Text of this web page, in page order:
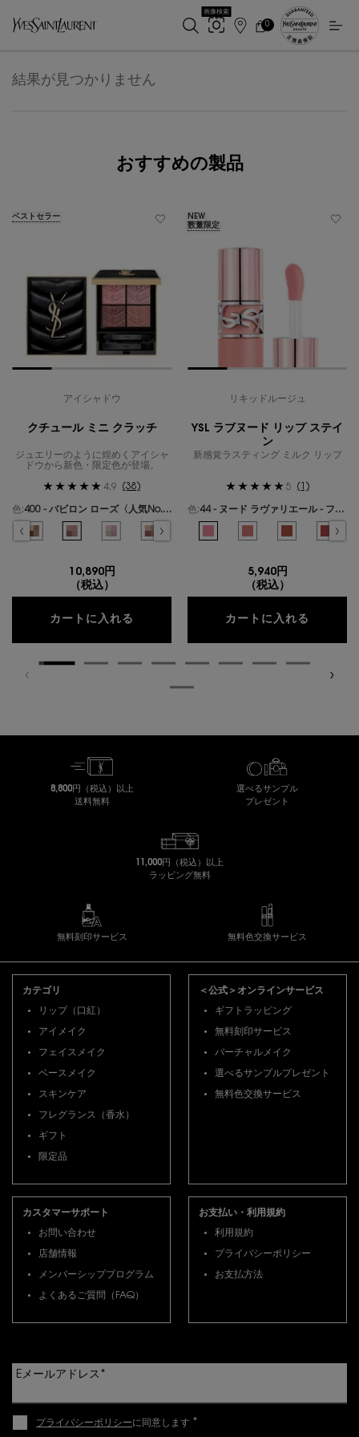
画像検索
店
カ
0
0 カート内の製品
結果が見つかりません
おすすめの製品
ベストセラー
アイシャドウ
クチュール ミニ クラッチ
ジュエリーのように煌めくアイシャ
ドウから新色・限定色が登場。
4.9 (38)
色:
400 - バビロン ローズ〈人気No.1〉
色を選択してください
{1} の場合
のカラー クチュール ミニ クラッチ、1/19
ズ ドリーム のカラー クチュール ミニ クラッチ、2/19
択済み
- カスバ スパイシーズ のカラー クチュール ミニ クラッチ、3/19
選択済み
310 - エキゾチック ミラージュ のカラー クチュール ミニ クラッチ、4/19
400 - バビロン ローズ〈人気No.1〉 のカラー クチュール ミニ ク
選択済み
410 - フォービドゥン ウィスパー のカラー クチュール
選択済み
500 - メディナ グロウ のカラー クチュール ミ
600 - スポンティーニ リリー のカラ
700 - オーバー ノアール の
710 - オーバー ブ
選択済み
720 - キャ
10,890円
（税込）
カートに入れる クチュール ミニ クラッチ
NEW
数量限定
リキッドルージュ
YSL ラブヌード リップ ステイ
ン
新感覚ラスティング ミルク リップ
5 (1)
色:
44 - ヌード ラヴァリエール - フレンチモードなミルキーピンク -
色を選択してください
{1} の場合
44 - ヌード ラヴァリエール - フ
1 - アンドレスド ピンク
610 - ヌード チ
選択済
530 -
5,940円
（税込）
カートに入れる
8,800円（税込）以上
送料無料
選べるサンプル
プレゼント
11,000円（税込）以上
ラッピング無料
無料刻印サービス 無料色交換サービス
カテゴリ
リップ（口紅）
アイメイク
フェイスメイク
ベースメイク
スキンケア
フレグランス（香水）
ギフト
限定品
＜公式＞オンラインサービス
ギフトラッピング
無料刻印サービス
バーチャルメイク
選べるサンプルプレゼント
無料色交換サービス
カスタマーサポート
お問い合わせ
店舗情報
メンバーシッププログラム
よくあるご質問（FAQ）
お支払い・利用規約
利用規約
プライバシーポリシー
お支払方法
Eメールアドレス *
プライバシーポリシーに同意します *